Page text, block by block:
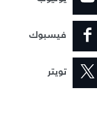
فيسبوك
تويتر